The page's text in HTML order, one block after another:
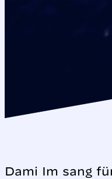
Dami Im sang